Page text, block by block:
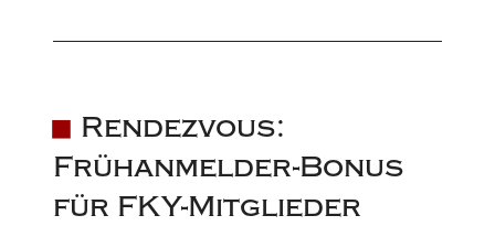
Rendezvous:
Frühanmelder-Bonus
für FKY-Mitglieder